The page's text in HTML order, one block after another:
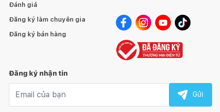
Đánh giá
Đăng ký làm chuyên gia
Đăng ký bán hàng
Đăng ký nhận tin
Gửi